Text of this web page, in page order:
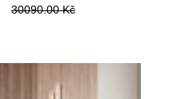
30090.00 Kč